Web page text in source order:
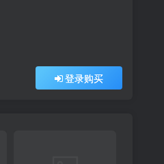
登录购买